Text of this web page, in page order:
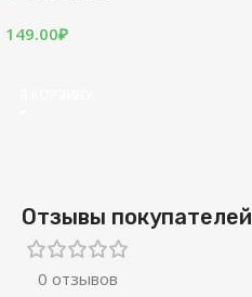
149.00₽
Отзывы покупателей
0 отзывов